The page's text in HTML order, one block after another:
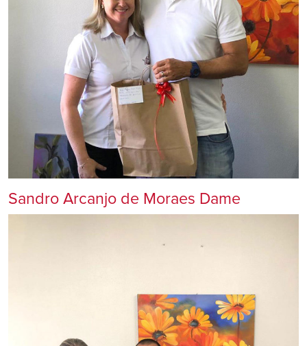
Sandro Arcanjo de Moraes Dame